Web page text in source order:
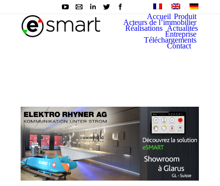
Accueil Produit
Acteurs de l’immobilier
Réalisations Actualités
Entreprise
Téléchargements
Contact